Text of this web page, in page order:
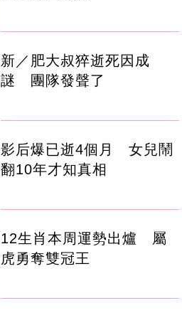
新／肥大叔猝逝死因成
謎 團隊發聲了
影后爆已逝4個月 女兒鬧
翻10年才知真相
12生肖本周運勢出爐 屬
虎勇奪雙冠王